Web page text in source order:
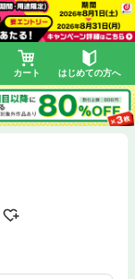
カート はじめての方へ